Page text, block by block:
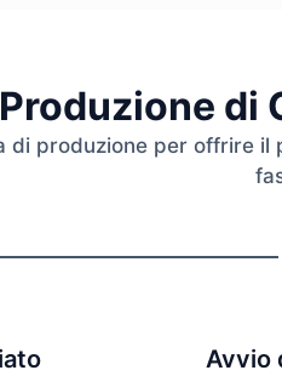
di
di produzione per offrire
Avvio